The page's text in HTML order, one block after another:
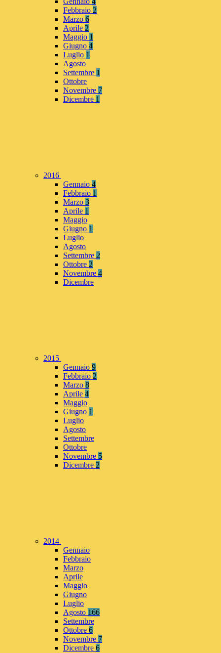
Febbraio 2
Marzo 6
Aprile 2
Maggio 1
Giugno 4
Luglio 1
Agosto
Settembre 1
Ottobre
Novembre 7
Dicembre 1
2016
Gennaio 4
Febbraio 1
Marzo 3
Aprile 1
Maggio
Giugno 1
Luglio
Agosto
Settembre 2
Ottobre 2
Novembre 4
Dicembre
2015
Gennaio 9
Febbraio 2
Marzo 8
Aprile 4
Maggio
Giugno 1
Luglio
Agosto
Settembre
Ottobre
Novembre 5
Dicembre 2
2014
Gennaio
Febbraio
Marzo
Aprile
Maggio
Giugno
Luglio
Agosto 166
Settembre
Ottobre 6
Novembre 7
Dicembre 6